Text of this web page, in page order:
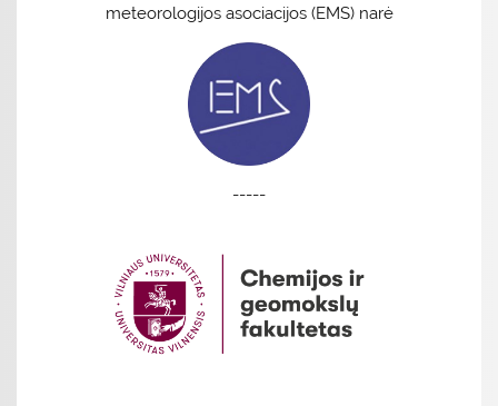
meteorologijos asociacijos (EMS) narė
-----